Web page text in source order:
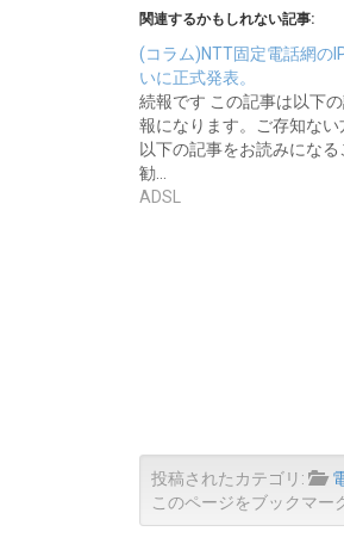
関連するかもしれない記事:
(コラム)NTT固定電話網の
いに正式発表。
続報です この記事は以下
報になります。ご存知ない
以下の記事をお読みになる
勧…
ADSL
投稿されたカテゴリ:
このページをブックマー